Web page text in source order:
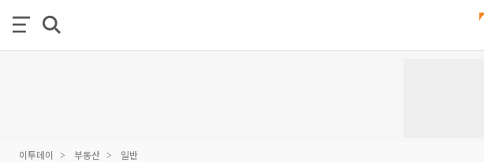
이투데이 부동산 일반